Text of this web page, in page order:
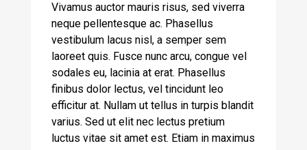
Vivamus auctor mauris risus, sed viverra
neque pellentesque ac. Phasellus
vestibulum lacus nisl, a semper sem
laoreet quis. Fusce nunc arcu, congue vel
sodales eu, lacinia at erat. Phasellus
finibus dolor lectus, vel tincidunt leo
efficitur at. Nullam ut tellus in turpis blandit
varius. Sed ut elit nec lectus pretium
luctus vitae sit amet est. Etiam in maximus